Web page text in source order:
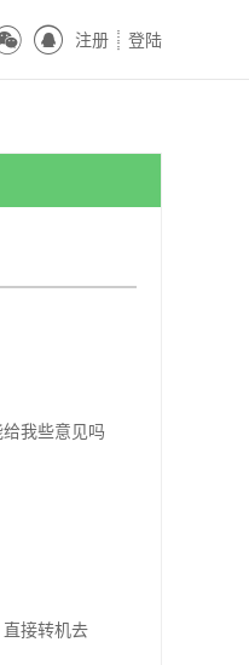
ꀓ 注册 ꀒ 登陆
我些意见吗
接转机去